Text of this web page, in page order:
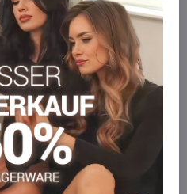
und genießen Sie einen5 %
Einkauf.
im Warenkorb angewendet.
bestellen, als wir